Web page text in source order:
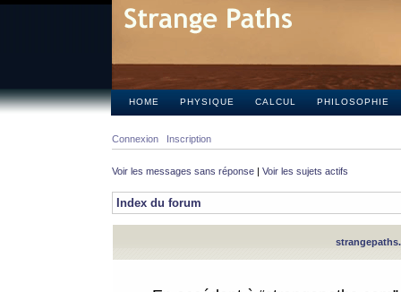
HOME PHYSIQUE CALCUL PHILOSOPHIE
Connexion Inscription
Voir les messages sans réponse | Voir les sujets actifs
Index du forum